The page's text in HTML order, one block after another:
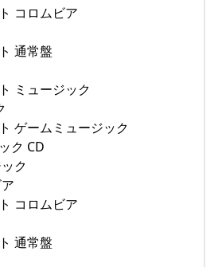
コロムビア
通常盤
ミュージック
ゲームミュージック
ク CD
ク
コロムビア
通常盤